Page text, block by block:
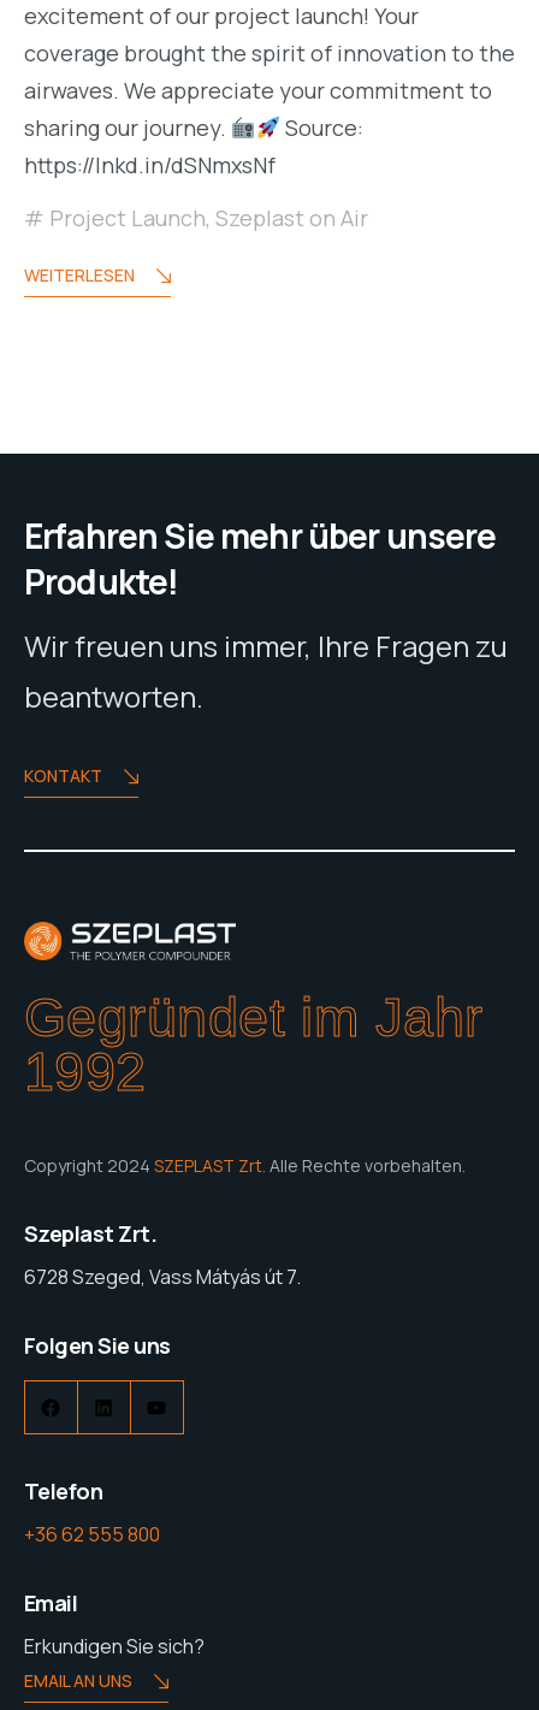
excitement of our project launch! Your
coverage brought the spirit of innovation to the
airwaves. We appreciate your commitment to
sharing our journey.
Source:
https://lnkd.in/dSNmxsNf
Project Launch, Szeplast on Air
WEITERLESEN
Erfahren Sie mehr über unsere
Produkte!
Wir freuen uns immer, Ihre Fragen zu
beantworten.
KONTAKT
Gegründet im Jahr
1992
Copyright 2024 SZEPLAST Zrt. Alle Rechte vorbehalten.
Szeplast Zrt.
6728 Szeged, Vass Mátyás út 7.
Folgen Sie uns
Facebook
LinkedInYouTube
Telefon
+36 62 555 800
Email
Erkundigen Sie sich?
EMAIL AN UNS